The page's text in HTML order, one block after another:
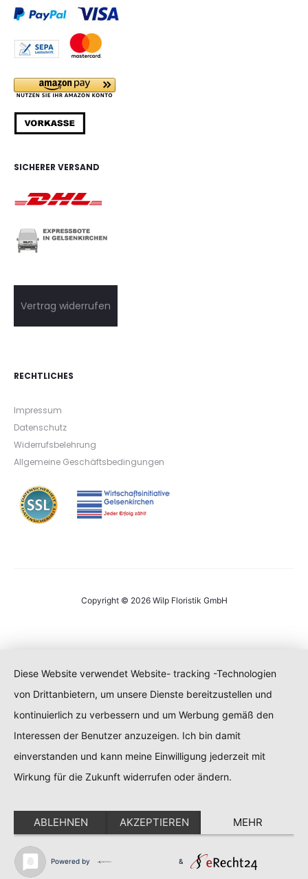
SICHERER VERSAND
Vertrag widerrufen
RECHTLICHES
Impressum
Datenschutz
Widerrufsbelehrung
Allgemeine Geschäftsbedingungen
Copyright © 2026 Wilp Floristik GmbH
Diese Website verwendet Website- tracking -Technologien
von Drittanbietern, um unsere Dienste bereitzustellen und
kontinuierlich zu verbessern und um Werbung gemäß den
Interessen der Benutzer anzuzeigen. Ich bin damit
einverstanden und kann meine Einwilligung jederzeit mit
Wirkung für die Zukunft widerrufen oder ändern.
ABLEHNEN AKZEPTIEREN MEHR
Powered by &